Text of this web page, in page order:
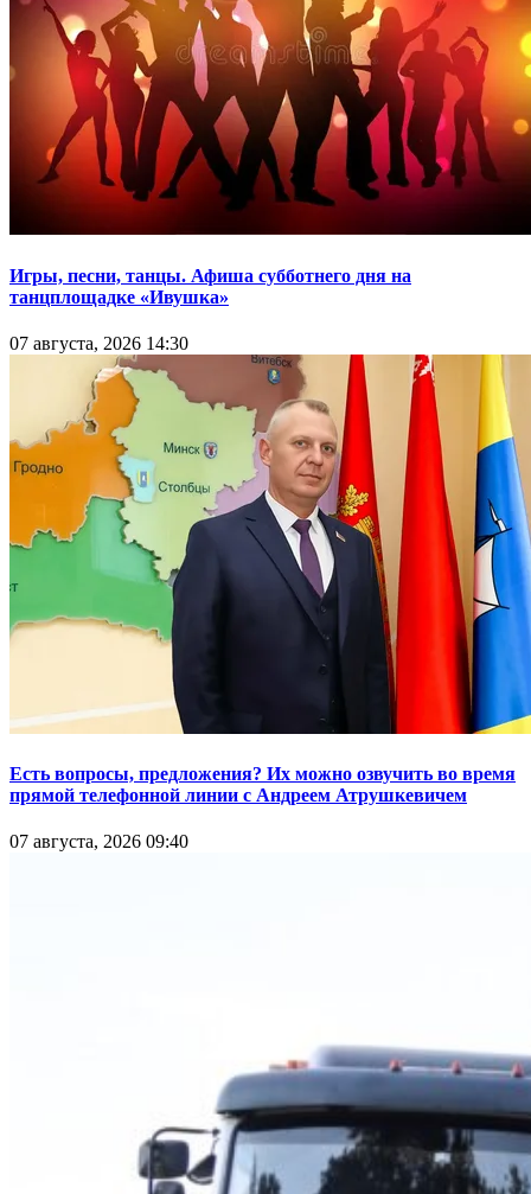
Игры, песни, танцы. Афиша субботнего дня на
танцплощадке «Ивушка»
07 августа, 2026 14:30
Есть вопросы, предложения? Их можно озвучить во время
прямой телефонной линии с Андреем Атрушкевичем
07 августа, 2026 09:40